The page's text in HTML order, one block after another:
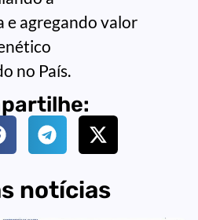
e agregando valor
no País.
notícias